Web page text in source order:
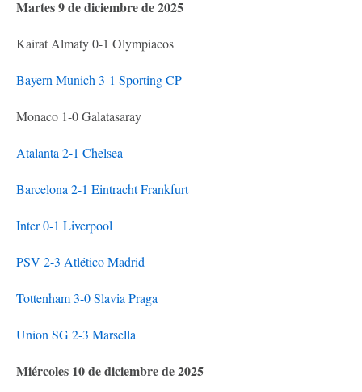
Martes 9 de diciembre de 2025
Kairat Almaty 0-1 Olympiacos
Bayern Munich 3-1 Sporting CP
Monaco 1-0 Galatasaray
Atalanta 2-1 Chelsea
Barcelona 2-1 Eintracht Frankfurt
Inter 0-1 Liverpool
PSV 2-3 Atlético Madrid
Tottenham 3-0 Slavia Praga
Union SG 2-3 Marsella
Miércoles 10 de diciembre de 2025